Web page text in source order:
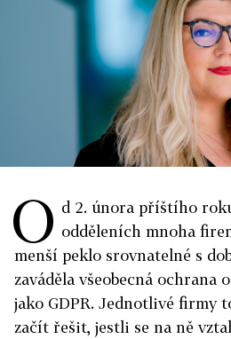
O d 2. února příštího
odděleních mnoha
menší peklo srovnatelné s
zaváděla všeobecná ochrana
jako GDPR. Jednotlivé firmy
začít řešit, jestli se na ně